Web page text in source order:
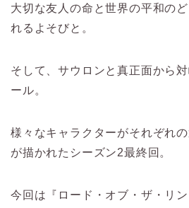
大切な友人の命と世界の平和の
れるよそびと。
そして、サウロンと真正面から
ール。
様々なキャラクターがそれぞれ
が描かれたシーズン2最終回。
今回は『ロード・オブ・ザ・リ